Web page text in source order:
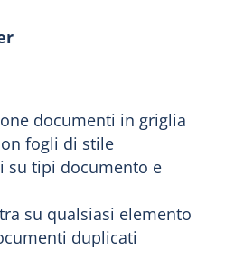
documenti in griglia
fogli di stile
su tipi documento e
su qualsiasi elemento
duplicati